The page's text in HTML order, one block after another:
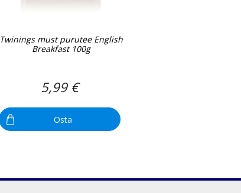
Twinings must purutee English
Breakfast 100g
5,99 €
Osta